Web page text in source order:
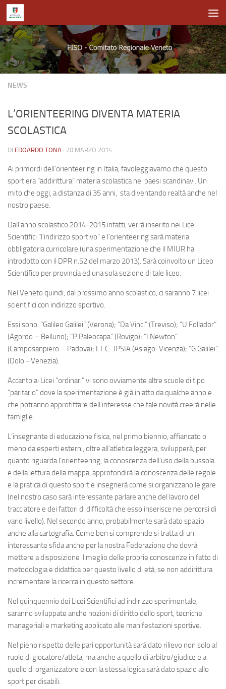
Salta al contenuto
NEWS
L’ORIENTEERING DIVENTA MATERIA
SCOLASTICA
DI EDOARDO TONA · 20 MARZO 2014
Ai primordi dell’orienteering in Italia, favoleggiavamo che questo
sport era “addirittura” materia scolastica nei paesi scandinavi. Un
mito che oggi, a distanza di 35 anni, sta diventando realtà anche nel
nostro paese.
Dall’anno scolastico 2014-2015 infatti, verrà inserito nei Licei
Scientifici “l’indirizzo sportivo” e l’orienteering sarà materia
obbligatoria curricolare (una sperimentazione che il MIUR ha
introdotto con il DPR n.52 del marzo 2013). Sarà coinvolto un Liceo
Scientifico per provincia ed una sola sezione di tale liceo.
Nel Veneto quindi, dal prossimo anno scolastico, ci saranno 7 licei
scientifici con indirizzo sportivo.
Essi sono: “Galileo Galilei” (Verona); “Da Vinci” (Treviso); “U.Follador”
(Agordo – Belluno); “P.Paleocapa” (Rovigo); “I.Newton”
(Camposanpiero – Padova); I.T.C. IPSIA (Asiago-Vicenza); “G.Galilei”
(Dolo –Venezia).
Accanto ai Licei “ordinari” vi sono ovviamente altre scuole di tipo
“paritario” dove la sperimentazione è già in atto da qualche anno e
che potranno approfittare dell’interesse che tale novità creerà nelle
famiglie.
L’insegnante di educazione fisica, nel primo biennio, affiancato o
meno da esperti esterni, oltre all’atletica leggera, svilupperà, per
quanto riguarda l’orienteering, la conoscenza dell’uso della bussola
e della lettura della mappa, approfondirà la conoscenza delle regole
e la pratica di questo sport e insegnerà come si organizzano le gare
(nel nostro caso sarà interessante parlare anche del lavoro del
tracciatore e dei fattori di difficoltà che esso inserisce nei percorsi di
vario livello). Nel secondo anno, probabilmente sarà dato spazio
anche alla cartografia. Come ben si comprende si tratta di un
interessante sfida anche per la nostra Federazione che dovrà
mettere a disposizione il meglio delle proprie conoscenze in fatto di
metodologia e didattica per questo livello di età, se non addirittura
incrementare la ricerca in questo settore.
Nel quinquennio dei Licei Scientifici ad indirizzo sperimentale,
saranno sviluppate anche nozioni di diritto dello sport, tecniche
manageriali e marketing applicato alle manifestazioni sportive.
Nel pieno rispetto delle pari opportunità sarà dato rilievo non solo al
ruolo di giocatore/atleta, ma anche a quello di arbitro/giudice e a
quello di organizzatore e con la stessa logica sarà dato spazio allo
sport per disabili.